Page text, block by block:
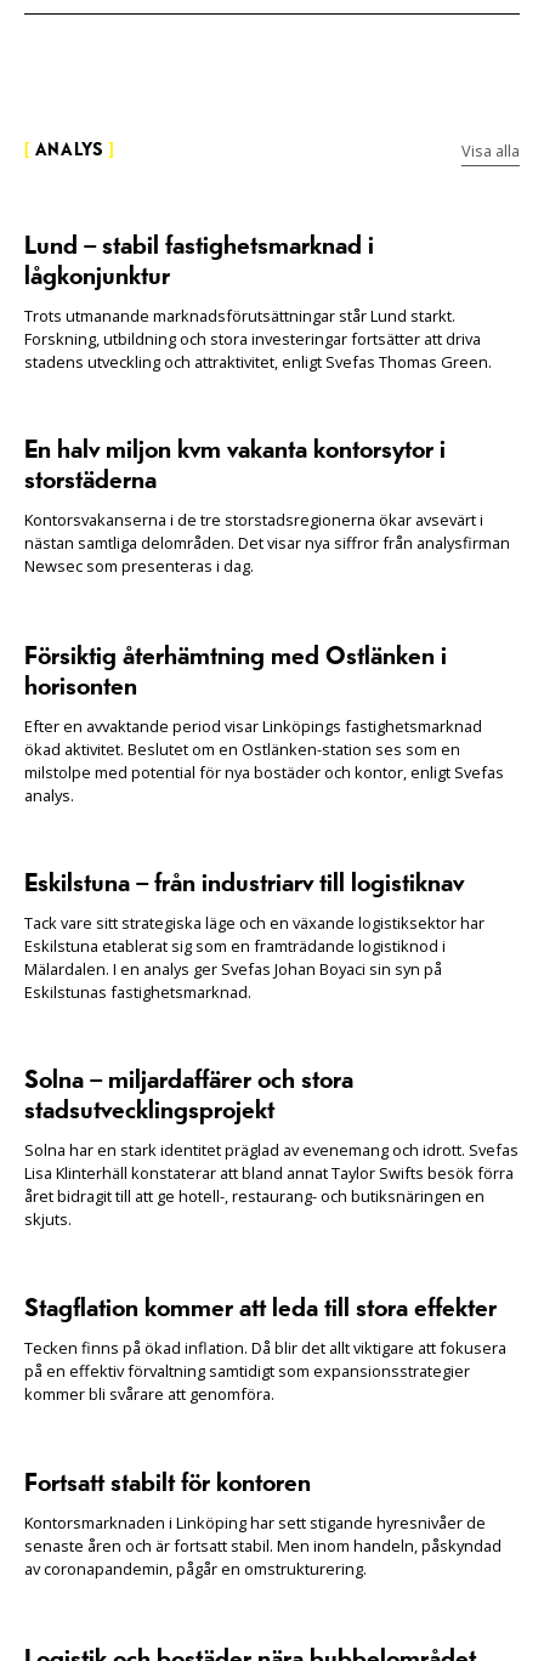
ANALYS Visa alla
Lund – stabil fastighetsmarknad i
lågkonjunktur
Trots utmanande marknadsförutsättningar står Lund starkt.
Forskning, utbildning och stora investeringar fortsätter att driva
stadens utveckling och attraktivitet, enligt Svefas Thomas Green.
En halv miljon kvm vakanta kontorsytor i
storstäderna
Kontorsvakanserna i de tre storstadsregionerna ökar avsevärt i
nästan samtliga delområden. Det visar nya siffror från analysfirman
Newsec som presenteras i dag.
Försiktig återhämtning med Ostlänken i
horisonten
Efter en avvaktande period visar Linköpings fastighetsmarknad
ökad aktivitet. Beslutet om en Ostlänken-station ses som en
milstolpe med potential för nya bostäder och kontor, enligt Svefas
analys.
Eskilstuna – från industriarv till logistiknav
Tack vare sitt strategiska läge och en växande logistiksektor har
Eskilstuna etablerat sig som en framträdande logistiknod i
Mälardalen. I en analys ger Svefas Johan Boyaci sin syn på
Eskilstunas fastighetsmarknad.
Solna – miljardaffärer och stora
stadsutvecklingsprojekt
Solna har en stark identitet präglad av evenemang och idrott. Svefas
Lisa Klinterhäll konstaterar att bland annat Taylor Swifts besök förra
året bidragit till att ge hotell-, restaurang- och butiksnäringen en
skjuts.
Stagflation kommer att leda till stora effekter
Tecken finns på ökad inflation. Då blir det allt viktigare att fokusera
på en effektiv förvaltning samtidigt som expansionsstrategier
kommer bli svårare att genomföra.
Fortsatt stabilt för kontoren
Kontorsmarknaden i Linköping har sett stigande hyresnivåer de
senaste åren och är fortsatt stabil. Men inom handeln, påskyndad
av coronapandemin, pågår en omstrukturering.